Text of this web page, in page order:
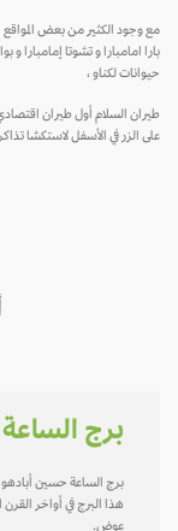
مع وجود الكثير من بعض المواقع
بارا امامبارا و تشوتا إمامبارا و
حيوانات لكناو ،
على الزر في الأسفل لاستكشا تذاكر
برج الساعة
برج الساعة حسين أبادهو أحد
هذا البرج في أواخر القرن
عوض.